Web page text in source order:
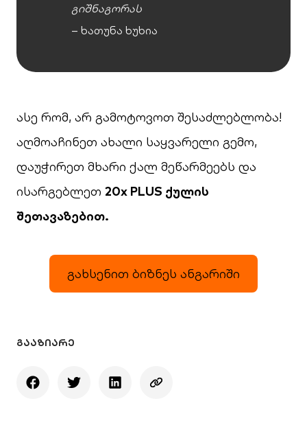
გიშნაგორას
– ხათუნა ხუხია
ასე რომ, არ გამოტოვოთ შესაძლებლობა!
აღმოაჩინეთ ახალი საყვარელი გემო,
დაუჭირეთ მხარი ქალ მეწარმეებს და
ისარგებლეთ 20x PLUS ქულის
შეთავაზებით.
გახსენით ბიზნეს ანგარიში
ᲒᲐᲐᲖᲘᲐᲠᲔ